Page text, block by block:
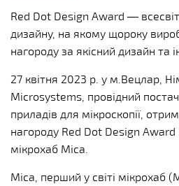
Red Dot Design Award —
дизайну, на якому щороку
нагороду за якісний дизайн та
27 квітня 2023 р. у м.Вецлар,
Microsystems, провідний
приладів для мікроскопії,
нагороду Red Dot Design Award
мікрохаб Mica.
Mica, перший у світі мікрохаб